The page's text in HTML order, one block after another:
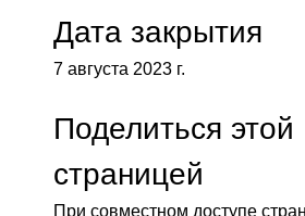
Дата закрытия
7 августа 2023 г.
Поделиться этой
страницей
При совместном доступе